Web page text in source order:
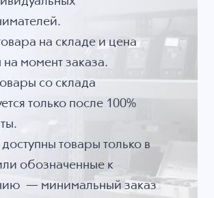
на складе и цена
на момент заказа.
со склада
только после 100%
доступны товары только в
обозначенные к
— минимальный заказ